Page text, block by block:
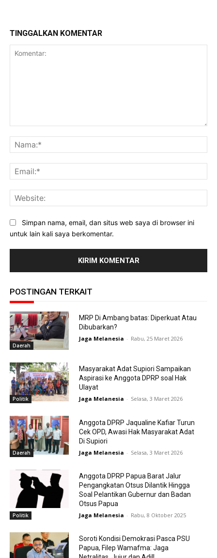
TINGGALKAN KOMENTAR
Simpan nama, email, dan situs web saya di browser ini
untuk lain kali saya berkomentar.
POSTINGAN TERKAIT
Daerah
MRP Di Ambang batas: Diperkuat Atau
Dibubarkan?
Jaga Melanesia - Rabu, 25 Maret 2026
Politik
Masyarakat Adat Supiori Sampaikan
Aspirasi ke Anggota DPRP soal Hak
Ulayat
Jaga Melanesia - Selasa, 3 Maret 2026
Daerah
Anggota DPRP Jaqualine Kafiar Turun
Cek OPD, Awasi Hak Masyarakat Adat
Di Supiori
Jaga Melanesia - Selasa, 3 Maret 2026
Politik
Anggota DPRP Papua Barat Jalur
Pengangkatan Otsus Dilantik Hingga
Soal Pelantikan Gubernur dan Badan
Otsus Papua
Jaga Melanesia - Rabu, 8 Oktober 2025
Soroti Kondisi Demokrasi Pasca PSU
Papua, Filep Wamafma: Jaga